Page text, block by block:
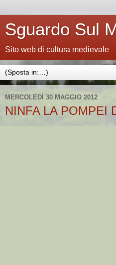
Sguardo Sul
Sito web di cultura medievale
MERCOLEDÌ 30 MAGGIO 2012
NINFA LA POMPEI